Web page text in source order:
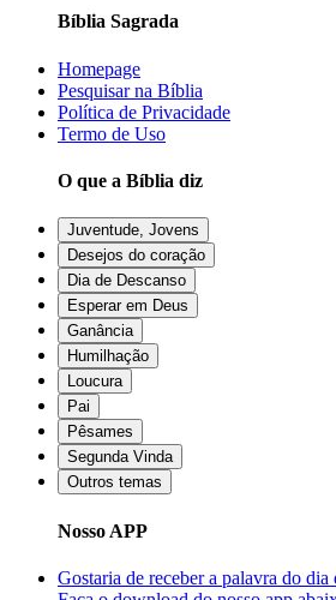
Bíblia Sagrada
Homepage
Pesquisar na Bíblia
Política de Privacidade
Termo de Uso
O que a Bíblia diz
Juventude, Jovens
Desejos do coração
Dia de Descanso
Esperar em Deus
Ganância
Humilhação
Loucura
Pai
Pêsames
Segunda Vinda
Outros temas
Nosso APP
Gostaria de receber a palavra do dia